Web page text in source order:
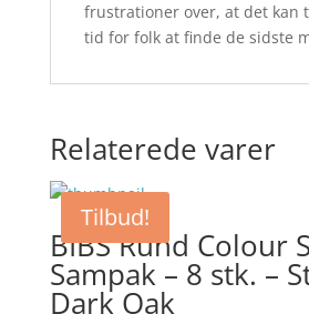
frustrationer over, at det kan
tid for folk at finde de sidste
Relaterede varer
Tilbud!
BIBS Rund Colour
Sampak – 8 stk. –
Dark Oak